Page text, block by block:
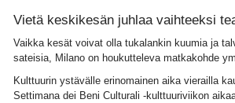
Vietä keskikesän juhlaa vaihteeksi
Vaikka kesät voivat olla tukalankin kuumia ja
sateisia, Milano on houkutteleva matkakohde
Kulttuurin ystävälle erinomainen aika vierailla
Settimana dei Beni Culturali -kulttuuriviikon